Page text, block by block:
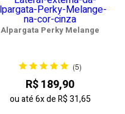
Alpargata Perky Melange
(5)
R$ 189,90
ou até6xdeR$ 31,65